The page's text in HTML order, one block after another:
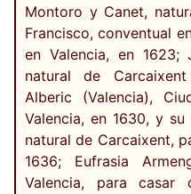
Montoro y Canet,
Francisco, conventual
en Valencia, en 1623;
natural de
Alberic (Valencia),
Valencia, en 1630, y
natural de Carcaixent,
1636; Eufrasia
Valencia, para casar